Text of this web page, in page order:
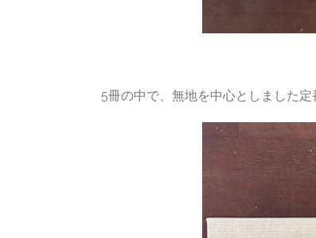
5冊の中で、無地を中心としました